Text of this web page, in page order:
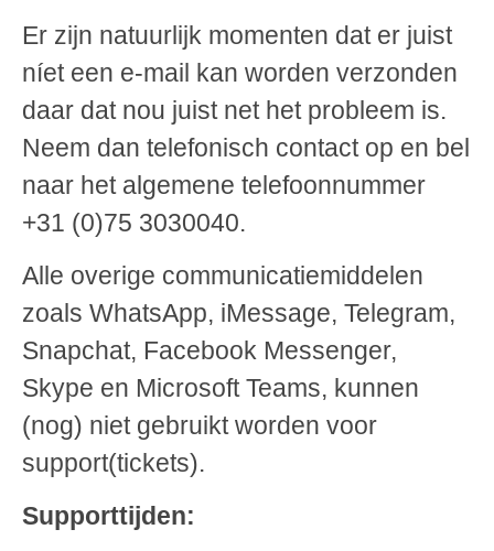
Er zijn natuurlijk momenten dat er juist
níet een e-mail kan worden verzonden
daar dat nou juist net het probleem is.
Neem dan telefonisch contact op en bel
naar het algemene telefoonnummer
+31 (0)75 3030040.
Alle overige communicatiemiddelen
zoals WhatsApp, iMessage, Telegram,
Snapchat, Facebook Messenger,
Skype en Microsoft Teams, kunnen
(nog) niet gebruikt worden voor
support(tickets).
Supporttijden: